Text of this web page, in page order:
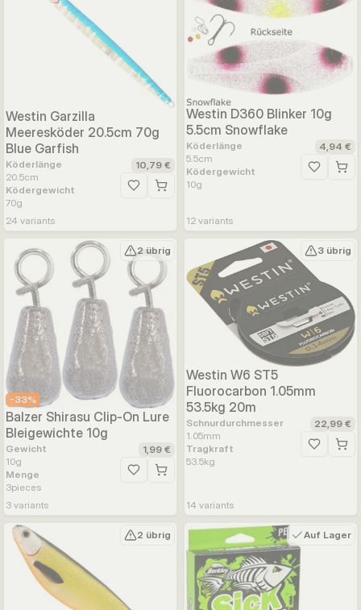
Westin Garzilla
Meeresköder 20.5cm 70g
Blue Garfish
Köderlänge
20.5cm
Ködergewicht
70g
10,79 €
Zur Wunschliste hinzufügen
24 variants
Westin D360 Blinker 10g
5.5cm Snowflake
Köderlänge
5.5cm
Ködergewicht
10g
4,94 €
Zur
12 variants
-33%
2 übrig
Balzer Shirasu Clip-On Lure
Bleigewichte 10g
Gewicht
10g
Menge
3pieces
1,99 €
Zur Wunschliste hinzufügen
3 variants
3 übrig
Westin W6 ST5
Fluorocarbon 1.05mm
53.5kg 20m
Schnurdurchmesser
1.05mm
Tragkraft
53.5kg
22,99 €
Zur
14 variants
2 übrig Auf Lager